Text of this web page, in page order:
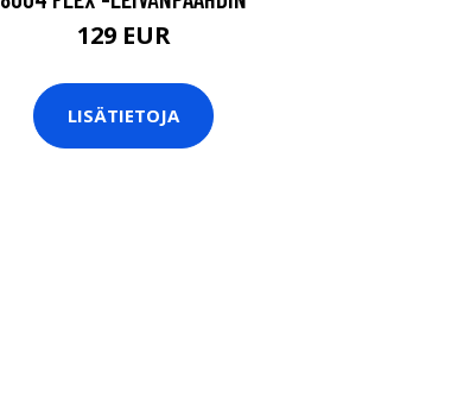
129 EUR
LISÄTIETOJA